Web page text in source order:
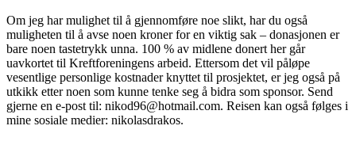
Om jeg har mulighet til å gjennomføre noe slikt, har du også
muligheten til å avse noen kroner for en viktig sak – donasjonen er
bare noen tastetrykk unna. 100 % av midlene donert her går
uavkortet til Kreftforeningens arbeid. Ettersom det vil påløpe
vesentlige personlige kostnader knyttet til prosjektet, er jeg også på
utkikk etter noen som kunne tenke seg å bidra som sponsor. Send
gjerne en e-post til: nikod96@hotmail.com. Reisen kan også følges i
mine sosiale medier: nikolasdrakos.